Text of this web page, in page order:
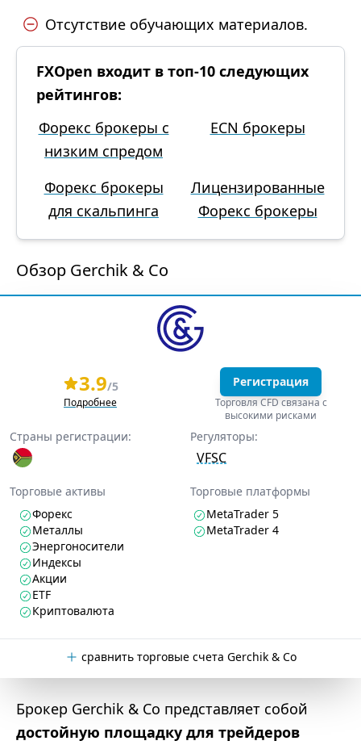
Отсутствие обучающих материалов.
FXOpen входит в топ-10 следующих
рейтингов:
Форекс брокеры с
низким спредом
ECN брокеры
Форекс брокеры
для скальпинга
Лицензированные
Форекс брокеры
Обзор Gerchik & Co
3.9/5
Подробнее
Регистрация
Торговля CFD связана с
высокими рисками
Страны регистрации: Регуляторы:
VFSC
Торговые активы
Форекс
Металлы
Энергоносители
Индексы
Акции
ETF
Криптовалюта
Торговые платформы
MetaTrader 5
MetaTrader 4
сравнить торговые счета Gerchik & Co
Брокер Gerchik & Co представляет собой
достойную площадку для трейдеров